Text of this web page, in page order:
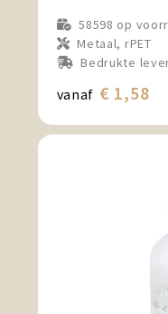
58598 op
Metaal, rPET
Bedrukte
vanaf € 1,58